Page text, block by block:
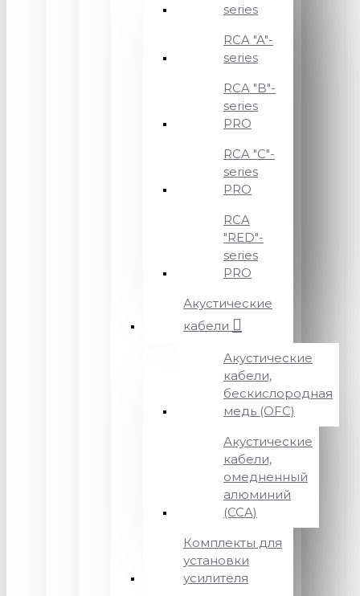
series
RCA "A"-
series
RCA "B"-
series
PRO
RCA "C"-
series
PRO
RCA
"RED"-
series
PRO
Акустические
кабели
Акустические
кабели,
бескислородная
медь (OFC)
Акустические
кабели,
омедненный
алюминий
(CCA)
Комплекты для
установки
усилителя